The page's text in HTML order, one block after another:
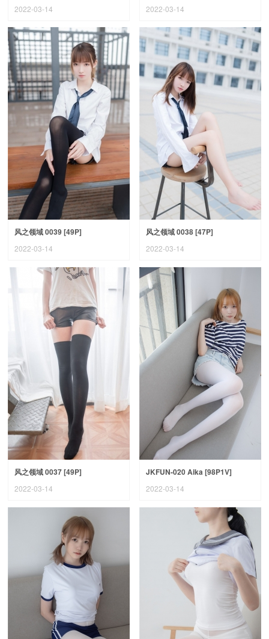
2022-03-14 2022-03-14
风之领域 0039 [49P]
2022-03-14
风之领域 0038 [47P]
2022-03-14
风之领域 0037 [49P]
2022-03-14
JKFUN-020 Aika [98P1V]
2022-03-14